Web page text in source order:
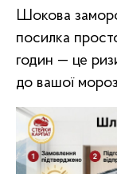
Шокова
посилка
годин — це
до вашої